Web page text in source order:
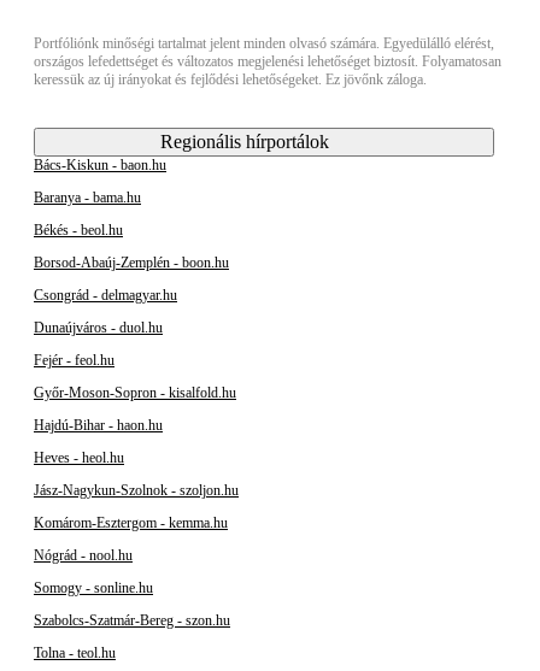
Portfóliónk minőségi tartalmat jelent minden olvasó számára. Egyedülálló elérést,
országos lefedettséget és változatos megjelenési lehetőséget biztosít. Folyamatosan
keressük az új irányokat és fejlődési lehetőségeket. Ez jövőnk záloga.
Regionális hírportálok
Bács-Kiskun - baon.hu
Baranya - bama.hu
Békés - beol.hu
Borsod-Abaúj-Zemplén - boon.hu
Csongrád - delmagyar.hu
Dunaújváros - duol.hu
Fejér - feol.hu
Győr-Moson-Sopron - kisalfold.hu
Hajdú-Bihar - haon.hu
Heves - heol.hu
Jász-Nagykun-Szolnok - szoljon.hu
Komárom-Esztergom - kemma.hu
Nógrád - nool.hu
Somogy - sonline.hu
Szabolcs-Szatmár-Bereg - szon.hu
Tolna - teol.hu